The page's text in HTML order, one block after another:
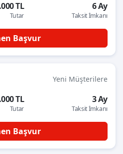
TL
Tutar
6 Ay
Taksit İmkanı
Başvur
Yeni Müşterilere
TL
Tutar
3 Ay
Taksit İmkanı
Başvur